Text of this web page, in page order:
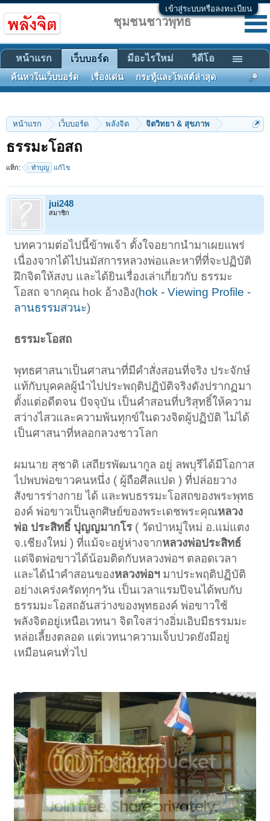
เข้าสู่ระบบหรือลงทะเบียน
หน้าแรก เว็บบอร์ด พลังจิต จิตวิทยา & สุขภาพ
ธรรมะโอสถ
แท็ก: ทำบุญ แก้ไข
jui248
สมาชิก
บทความต่อไปนี้ข้าพเจ้า ตั้งใจอยากนำมาเผยแพร่
เนื่องจากได้ไปนมัสการหลวงพ่อและหาที่ที่จะปฏิบัติ
ฝึกจิตให้สงบ และได้ยินเรื่องเล่าเกี่ยวกับ ธรรมะ
โอสถ จากคุณ hok อ้างอิง(hok - Viewing Profile -
ลานธรรมสวนะ)
ธรรมะโอสถ
พุทธศาสนาเป็นศาสนาที่มีคำสั่งสอนที่จริง ประจักษ์
แท้กับบุคคลผู้นำไปประพฤติปฏิบัติจริงดังปรากฏมา
ตั้งแต่อดีตจน ปัจจุบัน เป็นคำสอนที่บริสุทธิ์ให้ความ
สว่างไสวและความพ้นทุกข์ในดวงจิตผู้ปฏิบัติ ไม่ได้
เป็นศาสนาที่หลอกลวงชาวโลก
ผมนาย สุชาติ เสถียรพัฒนากูล อยู่ ลพบุรีได้มีโอกาส
ไปพบพ่อขาวคนหนึ่ง ( ผู้ถือศีลแปด ) ที่ปล่อยวาง
สังขารร่างกาย ได้ และพบธรรมะโอสถของพระพุทธ
องค์ พ่อขาวเป็นลูกศิษย์ของพระเดชพระคุณหลวง
พ่อ ประสิทธิ์ ปุญญมากโร ( วัดป่าหมู่ใหม่ อ.แม่แตง
จ.เชียงใหม่ ) ที่แม้จะอยู่ห่างจากหลวงพ่อประสิทธ์
แต่จิตพ่อขาวได้น้อมติดกับหลวงพ่อฯ ตลอดเวลา
และได้นำคำสอนของหลวงพ่อฯ มาประพฤติปฏิบัติ
อย่างเคร่งครัดทุกๆวัน เป็นเวลาแรมปีจนได้พบกับ
ธรรมมะโอสถอันสว่างของพุทธองค์ พ่อขาวใช้
พลังจิตอยู่เหนือเวทนา จิตใจสว่างอิ่มเอิบมีธรรมมะ
หล่อเลี้ยงตลอด แต่เวทนาความเจ็บปวดยังมีอยู่
เหมือนคนทั่วไป
ชุมชนชาวพุทธ
หน้าแรก เว็บบอร์ด
ค้นหาในเว็บบอร์ด เรื่องเด่น กระทู้และโพสต์ล่าสุด
มีอะไรใหม่ วิดีโอ